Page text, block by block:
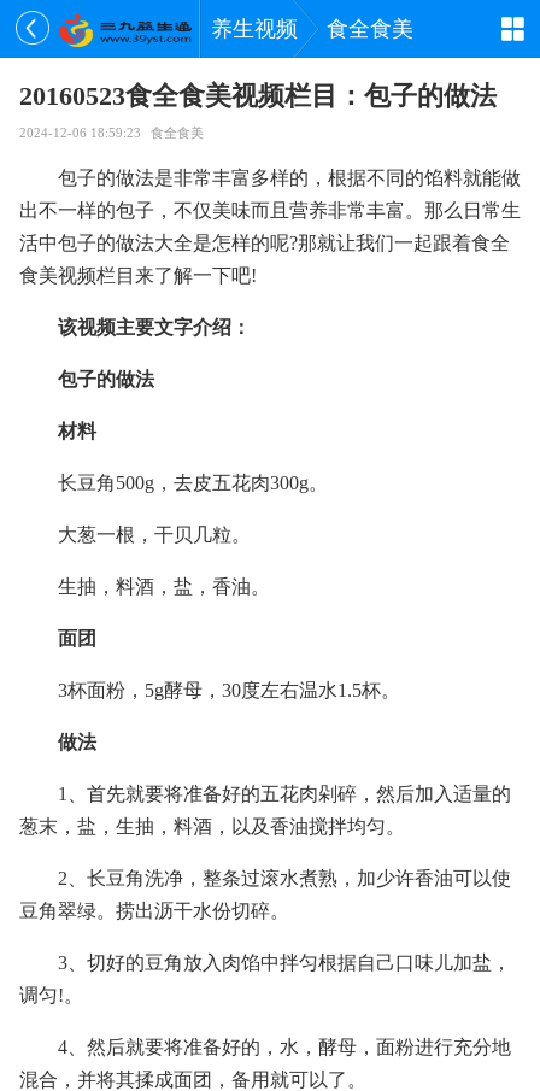
养生视频 食全食美
20160523食全食美视频栏目：包子的做法
2024-12-06 18:59:23 食全食美
包子的做法是非常丰富多样的，根据不同的馅料就能做
出不一样的包子，不仅美味而且营养非常丰富。那么日常生
活中包子的做法大全是怎样的呢?那就让我们一起跟着食全
食美视频栏目来了解一下吧!
该视频主要文字介绍：
包子的做法
材料
长豆角500g，去皮五花肉300g。
大葱一根，干贝几粒。
生抽，料酒，盐，香油。
面团
3杯面粉，5g酵母，30度左右温水1.5杯。
做法
1、首先就要将准备好的五花肉剁碎，然后加入适量的
葱末，盐，生抽，料酒，以及香油搅拌均匀。
2、长豆角洗净，整条过滚水煮熟，加少许香油可以使
豆角翠绿。捞出沥干水份切碎。
3、切好的豆角放入肉馅中拌匀根据自己口味儿加盐，
调匀!。
4、然后就要将准备好的，水，酵母，面粉进行充分地
混合，并将其揉成面团，备用就可以了。